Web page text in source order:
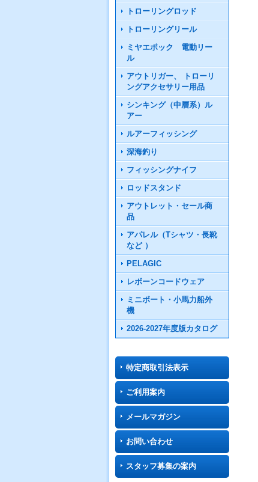
トローリングロッド
トローリングリール
ミヤエポック 電動リー
ル
アウトリガー、 トローリ
ングアクセサリー用品
シンキング（中層系）ル
アー
ルアーフィッシング
深海釣り
フィッシングナイフ
ロッドスタンド
アウトレット・セール商
品
アパレル（Tシャツ・長靴
など ）
PELAGIC
レボーンコードウェア
ミニボート・小馬力船外
機
2026-2027年度版カタログ
特定商取引法表示
ご利用案内
メールマガジン
お問い合わせ
スタッフ募集の案内